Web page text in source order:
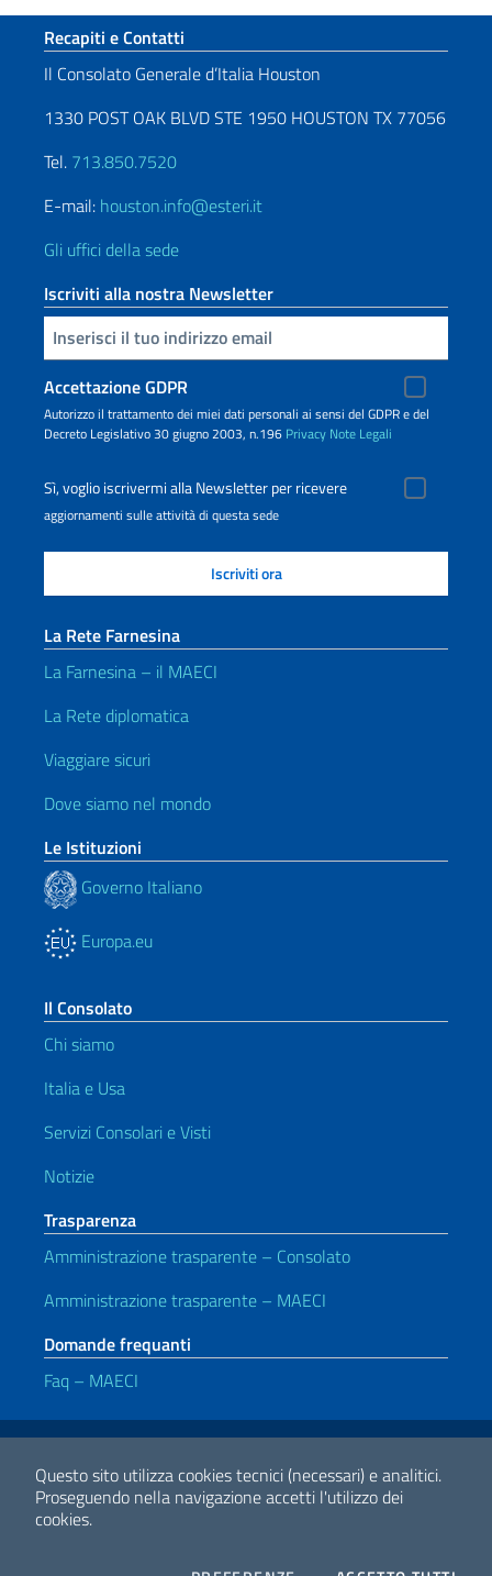
Questo sito utilizza cookies tecnici (necessari) e analitici.
Proseguendo nella navigazione accetti l'utilizzo dei
cookies.
Sezione footer
Recapiti e Contatti
Il Consolato Generale d’Italia Houston
1330 POST OAK BLVD STE 1950 HOUSTON TX 77056
Tel. 713.850.7520
E-mail: houston.info@esteri.it
Gli uffici della sede
Iscriviti alla nostra Newsletter
Inserisci la tua email
Accettazione GDPR
Autorizzo il trattamento dei miei dati personali ai sensi del GDPR e del
Decreto Legislativo 30 giugno 2003, n.196 Privacy Note Legali
Sì, voglio iscrivermi alla Newsletter per ricevere
aggiornamenti sulle attività di questa sede
La Rete Farnesina
La Farnesina – il MAECI
La Rete diplomatica
Viaggiare sicuri
Dove siamo nel mondo
Le Istituzioni
Governo Italiano
Europa.eu
Il Consolato
Chi siamo
Italia e Usa
Servizi Consolari e Visti
Notizie
Trasparenza
Amministrazione trasparente – Consolato
Amministrazione trasparente – MAECI
Domande frequanti
Faq – MAECI
Link Utili